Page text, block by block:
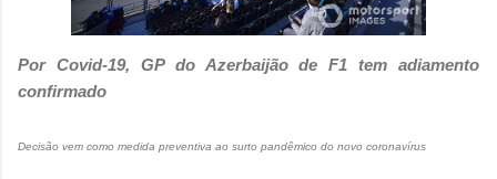
Por Covid-19, GP do Azerbaijão de F1 tem adiamento
confirmado
Decisão vem como medida preventiva ao surto pandêmico do novo coronavírus